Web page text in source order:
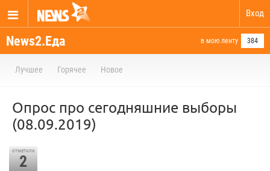
Вход
News2.Еда в мою ленту 384
Лучшее Горячее Новое
Опрос про сегодняшние выборы
(08.09.2019)
отметили
2